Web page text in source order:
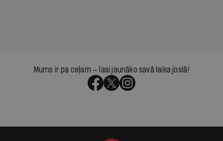
Mums ir pa ceļam — lasi jaunāko savā laika joslā!